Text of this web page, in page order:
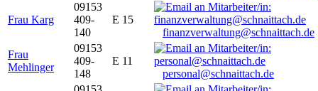
Frau Karg
09153
409-
140
E 15
finanzverwaltung@schnaittach.de
Frau
Mehlinger
09153
409-
148
E 11
personal@schnaittach.de